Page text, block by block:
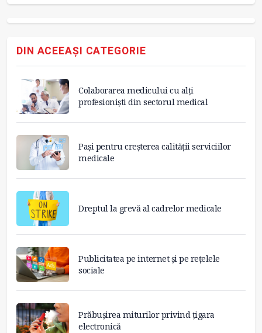
DIN ACEEAȘI CATEGORIE
Colaborarea medicului cu alți
profesioniști din sectorul medical
Pași pentru creșterea calității serviciilor
medicale
Dreptul la grevă al cadrelor medicale
Publicitatea pe internet și pe rețelele
sociale
Prăbușirea miturilor privind țigara
electronică